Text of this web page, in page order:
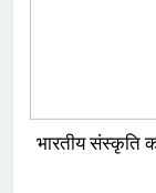
भारतीय संस्कृति